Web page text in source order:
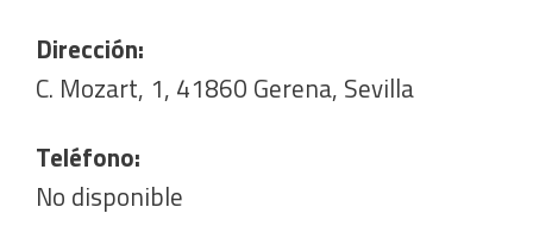
Dirección:
C. Mozart, 1, 41860 Gerena, Sevilla
Teléfono:
No disponible